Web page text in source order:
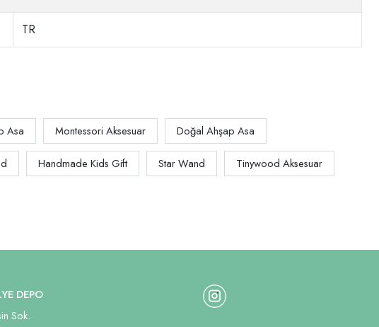
TR
Asa Montessori Aksesuar Doğal Ahşap Asa
Handmade Kids Gift Star Wand Tinywood Aksesuar
DEPO
Sok.